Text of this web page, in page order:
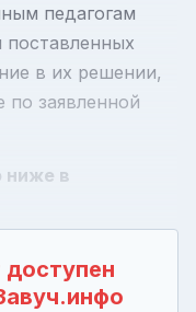
педагогам
поставленных
в их решении,
по заявленной
ниже в